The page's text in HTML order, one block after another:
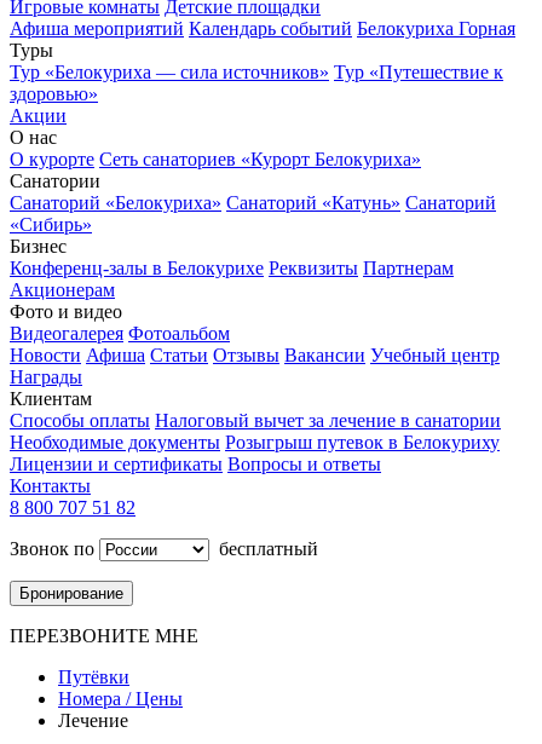
Игровые комнаты Детские площадки
Афиша мероприятий Календарь событий Белокуриха Горная
Туры
Тур «Белокуриха — сила источников» Тур «Путешествие к
здоровью»
Акции
О нас
О курорте Сеть санаториев «Курорт Белокуриха»
Санатории
Санаторий «Белокуриха» Санаторий «Катунь» Санаторий
«Сибирь»
Бизнес
Конференц-залы в Белокурихе Реквизиты Партнерам
Акционерам
Фото и видео
Видеогалерея Фотоальбом
Новости Афиша Статьи Отзывы Вакансии Учебный центр
Награды
Клиентам
Способы оплаты Налоговый вычет за лечение в санатории
Необходимые документы Розыгрыш путевок в Белокуриху
Лицензии и сертификаты Вопросы и ответы
Контакты
8 800 707 51 82
Звонок по
бесплатный
Бронирование
ПЕРЕЗВОНИТЕ МНЕ
Путёвки
Номера / Цены
Лечение